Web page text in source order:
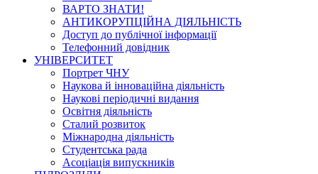
ВАРТО ЗНАТИ!
АНТИКОРУПЦІЙНА ДІЯЛЬНІСТЬ
Доступ до публічної інформації
Телефонний довідник
УНІВЕРСИТЕТ
Портрет ЧНУ
Наукова й інноваційна діяльність
Наукові періодичні видання
Освітня діяльність
Сталий розвиток
Міжнародна діяльність
Студентська рада
Асоціація випускників